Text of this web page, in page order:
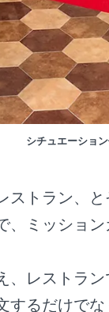
シチュエーショ
ストラン、
、ミッショ
、レストラ
するだけで